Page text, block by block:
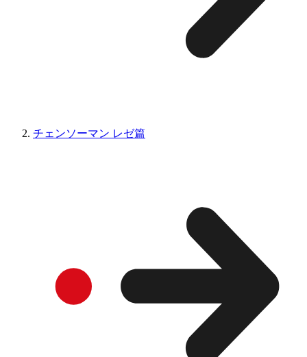
チェンソーマン レゼ篇